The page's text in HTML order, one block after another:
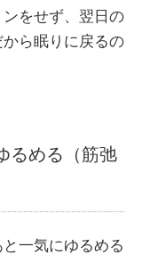
をせず、翌日の
ら眠りに戻るの
るめる（筋弛
一気にゆるめる